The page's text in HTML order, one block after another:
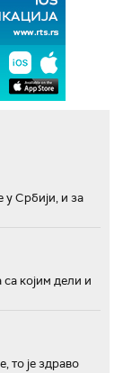
у Србији, и за
којим дели и
то је здраво